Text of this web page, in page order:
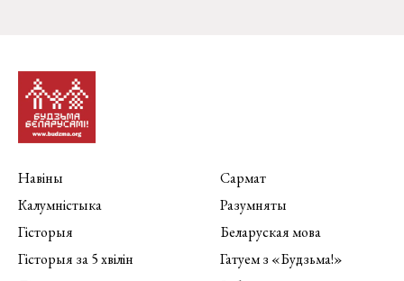
Навіны
Калумністыка
Гісторыя
Гісторыя за 5 хвілін
Сармат
Разумняты
Беларуская мова
Гатуем з «Будзьма!»